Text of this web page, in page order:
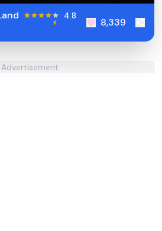
4.8
8,339
Advertisement